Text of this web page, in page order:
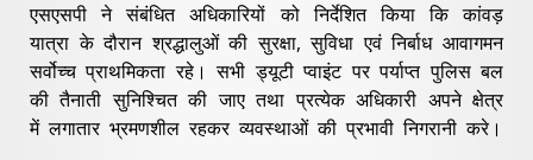
एसएसपी ने संबंधित अधिकारियों को निर्देशित किया कि कांवड़
यात्रा के दौरान श्रद्धालुओं की सुरक्षा, सुविधा एवं निर्बाध आवागमन
सर्वोच्च प्राथमिकता रहे। सभी ड्यूटी प्वाइंट पर पर्याप्त पुलिस बल
की तैनाती सुनिश्चित की जाए तथा प्रत्येक अधिकारी अपने क्षेत्र
में लगातार भ्रमणशील रहकर व्यवस्थाओं की प्रभावी निगरानी करे।